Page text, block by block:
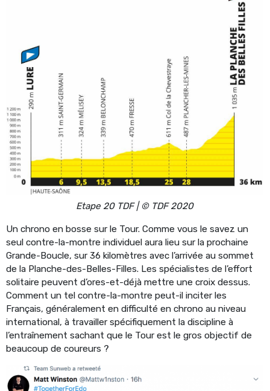
Etape 20 TDF | © TDF 2020
Un chrono en bosse sur le Tour. Comme vous le savez un
seul contre-la-montre individuel aura lieu sur la prochaine
Grande-Boucle, sur 36 kilomètres avec l’arrivée au sommet
de la Planche-des-Belles-Filles. Les spécialistes de l’effort
solitaire peuvent d’ores-et-déjà mettre une croix dessus.
Comment un tel contre-la-montre peut-il inciter les
Français, généralement en difficulté en chrono au niveau
international, à travailler spécifiquement la discipline à
l’entraînement sachant que le Tour est le gros objectif de
beaucoup de coureurs ?